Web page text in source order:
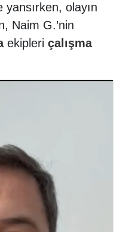
yansırken, olayın
Naim G.’nin
ekipleri çalışma